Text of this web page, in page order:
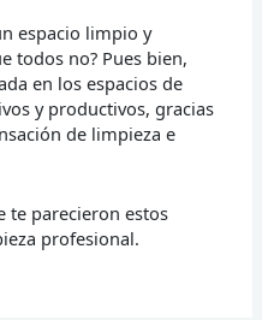
espacio limpio y
todos no? Pues bien,
en los espacios de
y productivos, gracias
de limpieza e
te parecieron estos
profesional.